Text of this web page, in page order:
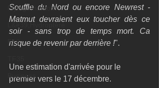
Flying Phantom
F18
Business
Souffle du Nord ou encore Newrest -
Matmut devraient eux toucher dès ce
soir - sans trop de temps mort. Ca
risque de revenir par derrière !".
Une estimation d'arrivée pour le
premier vers le 17 décembre.